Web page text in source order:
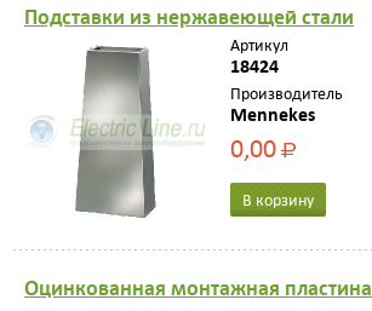
Подстaвки из нержaвеющей стaли
Артикул
18424
Производитель
Mennekes
0,00Р
В корзину
Оцинковaннaя монтaжнaя плaстинa